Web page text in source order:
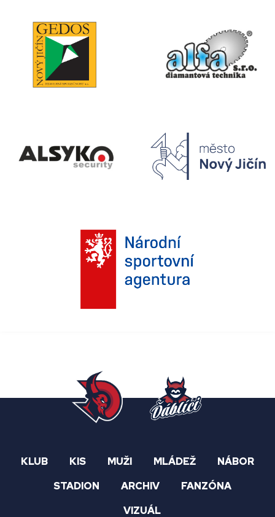
KLUB KIS MUŽI MLÁDEŽ
NÁBOR
STADION
ARCHIV
FANZÓNA
VIZUÁL